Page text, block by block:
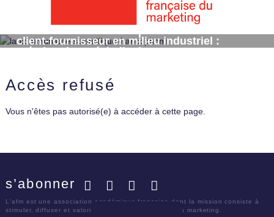
client-fournisseur en milieu industriel :
création d'une échelle de mesure
Accès refusé
Vous n'êtes pas autorisé(e) à accéder à cette page.
s’abonner
L'afm est une association académique française dont la mission consiste à
stimuler, diffuser et valoriser le savoir scientifique en marketing.